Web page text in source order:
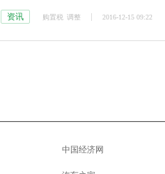
资讯 购置税 调整 2016-12-15 09:22
中国经济网